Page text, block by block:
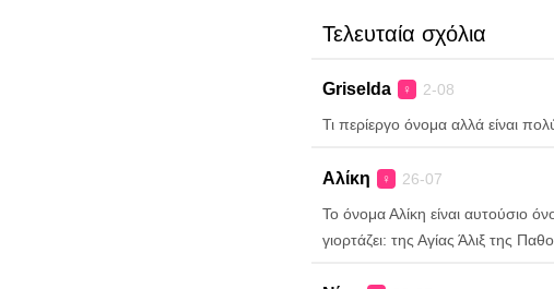
Τελευταία σχόλια
Griselda ♀ 2-08
Τι περίεργο όνομα αλλά είναι
Αλίκη ♀ 26-07
Το όνομα Αλίκη είναι αυτούσιο
γιορτάζει: της Αγίας Άλιξ της